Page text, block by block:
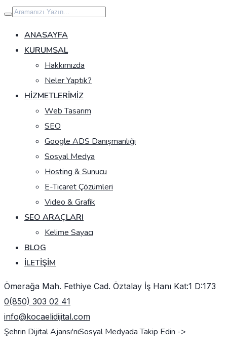
İçeriğe
geç
ANASAYFA
KURUMSAL
Hakkımızda
Neler Yaptık?
HIZMETLERIMIZ
Web Tasarım
SEO
Google ADS Danışmanlığı
Sosyal Medya
Hosting & Sunucu
E-Ticaret Çözümleri
Video & Grafik
SEO ARAÇLARI
Kelime Sayacı
BLOG
İLETIŞIM
Ömerağa Mah. Fethiye Cad. Öztalay İş Hanı Kat:1 D:173
0(850) 303 02 41
info@kocaelidijital.com
Şehrin Dijital Ajansı'nıSosyal Medyada Takip Edin ->